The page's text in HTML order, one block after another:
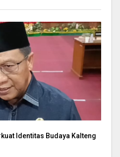
Identitas Budaya Kalteng